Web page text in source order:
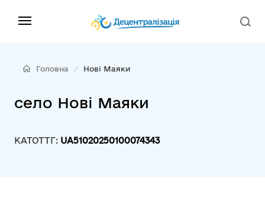
Головна Нові Маяки
село Нові Маяки
КАТОТТГ: UA51020250100074343